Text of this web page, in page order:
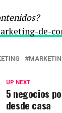
de-
UP NEXT
5 negocios
desde casa